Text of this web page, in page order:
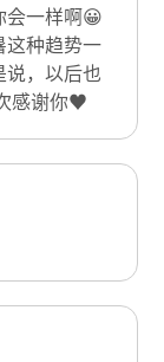
会一样啊😀
这种趋势一
，以后也
感谢你♥